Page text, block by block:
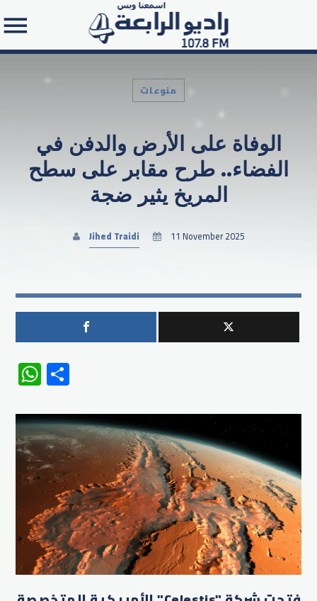
Search in the website:
منوعات
الوفاة على الأرض والدفن في
الفضاء.. طرح مقابر على سطح
المريخ يثير ضجة
Jihed Traidi 11 November 2025
WhatsApp